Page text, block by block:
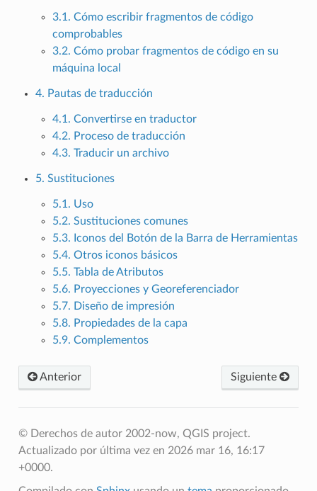
3.1. Cómo escribir fragmentos de código
comprobables
3.2. Cómo probar fragmentos de código en su
máquina local
4. Pautas de traducción
4.1. Convertirse en traductor
4.2. Proceso de traducción
4.3. Traducir un archivo
5. Sustituciones
5.1. Uso
5.2. Sustituciones comunes
5.3. Iconos del Botón de la Barra de Herramientas
5.4. Otros iconos básicos
5.5. Tabla de Atributos
5.6. Proyecciones y Georeferenciador
5.7. Diseño de impresión
5.8. Propiedades de la capa
5.9. Complementos
Anterior Siguiente
© Derechos de autor 2002-now, QGIS project.
Actualizado por última vez en 2026 mar 16, 16:17
+0000.